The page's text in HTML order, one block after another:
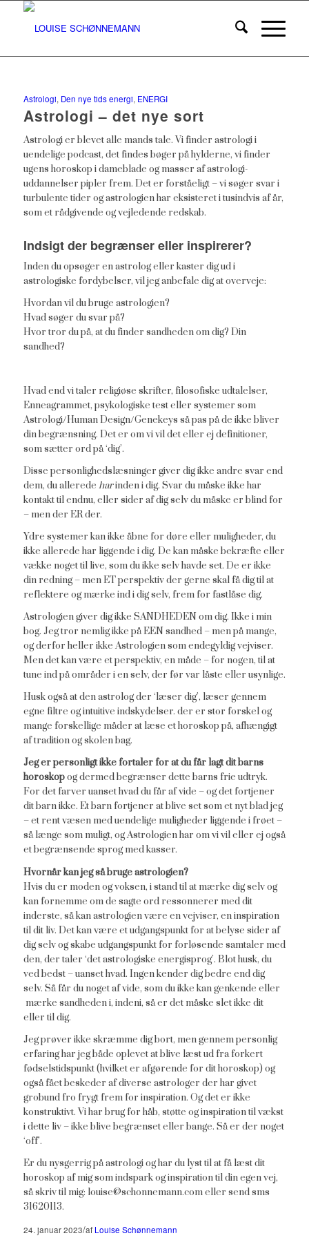
Astrologi, Den nye tids energi, ENERGI
Astrologi – det nye sort
Astrologi er blevet alle mands tale. Vi finder astrologi i
uendelige podcast, det findes bøger på hylderne, vi finder
ugens horoskop i dameblade og masser af astrologi-
uddannelser pipler frem. Det er forståeligt – vi søger svar i
turbulente tider og astrologien har eksisteret i tusindvis af år,
som et rådgivende og vejledende redskab.
Indsigt der begrænser eller inspirerer?
Inden du opsøger en astrolog eller kaster dig ud i
astrologiske fordybelser, vil jeg anbefale dig at overveje:
Hvordan vil du bruge astrologien?
Hvad søger du svar på?
Hvor tror du på, at du finder sandheden om dig? Din
sandhed?
Hvad end vi taler religiøse skrifter, filosofiske udtalelser,
Enneagrammet, psykologiske test eller systemer som
Astrologi/Human Design/Genekeys så pas på de ikke bliver
din begrænsning. Det er om vi vil det eller ej definitioner,
som sætter ord på ‘dig’.
Disse personlighedslæsninger giver dig ikke andre svar end
dem, du allerede harinden i dig. Svar du måske ikke har
kontakt til endnu, eller sider af dig selv du måske er blind for
– men der ER der.
Ydre systemer kan ikke åbne for døre eller muligheder, du
ikke allerede har liggende i dig. De kan måske bekræfte eller
vække noget til live, som du ikke selv havde set. De er ikke
din redning – men ET perspektiv der gerne skal få dig til at
reflektere og mærke ind i dig selv, frem for fastlåse dig.
Astrologien giver dig ikke SANDHEDEN om dig. Ikke i min
bog. Jeg tror nemlig ikke på EEN sandhed – men på mange,
og derfor heller ikke Astrologien som endegyldig vejviser.
Men det kan være et perspektiv, en måde – for nogen, til at
tune ind på områder i en selv, der før var låste eller usynlige.
Husk også at den astrolog der ‘læser dig’, læser gennem
egne filtre og intuitive indskydelser. der er stor forskel og
mange forskellige måder at læse et horoskop på, afhængigt
af tradition og skolen bag.
Jeg er personligt ikke fortaler for at du får lagt dit barns
horoskopog dermed begrænser dette barns frie udtryk.
For det farver uanset hvad du får af vide – og det fortjener
dit barn ikke. Et barn fortjener at blive set som et nyt blad jeg
– et rent væsen med uendelige muligheder liggende i frøet –
så længe som muligt, og Astrologien har om vi vil eller ej også
et begrænsende sprog med kasser.
Hvornår kan jeg så bruge astrologien?
Hvis du er moden og voksen, i stand til at mærke dig selv og
kan fornemme om de sagte ord ressonnerer med dit
inderste, så kan astrologien være en vejviser, en inspiration
til dit liv. Det kan være et udgangspunkt for at belyse sider af
dig selv og skabe udgangspunkt for forløsende samtaler med
den, der taler ‘det astrologiske energisprog’. Blot husk, du
ved bedst – uanset hvad. Ingen kender dig bedre end dig
selv. Så får du noget af vide, som du ikke kan genkende eller
mærke sandheden i, indeni, så er det måske slet ikke dit
eller til dig.
Jeg prøver ikke skræmme dig bort, men gennem personlig
erfaring har jeg både oplevet at blive læst ud fra forkert
fødselstidspunkt (hvilket er afgørende for dit horoskop) og
også fået beskeder af diverse astrologer der har givet
grobund fro frygt frem for inspiration. Og det er ikke
konstruktivt. Vi har brug for håb, støtte og inspiration til vækst
i dette liv – ikke blive begrænset eller bange. Så er der noget
‘off’.
Er du nysgerrig på astrologi og har du lyst til at få læst dit
horoskop af mig som indspark og inspiration til din egen vej,
så skriv til mig: louise@schonnemann.com eller send sms
31620113.
24. januar 2023/af Louise Schønnemann